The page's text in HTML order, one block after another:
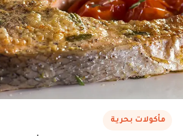
مأكولات بحرية